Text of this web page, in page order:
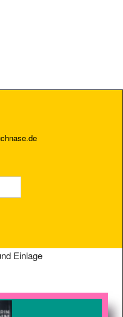
Einlage